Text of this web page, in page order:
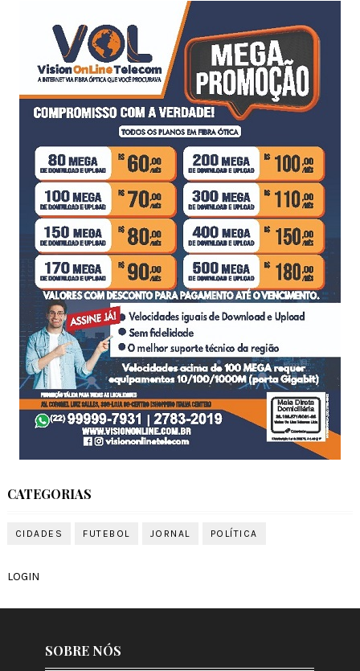
CATEGORIAS
CIDADES FUTEBOL JORNAL POLÍTICA
LOGIN
SOBRE NÓS